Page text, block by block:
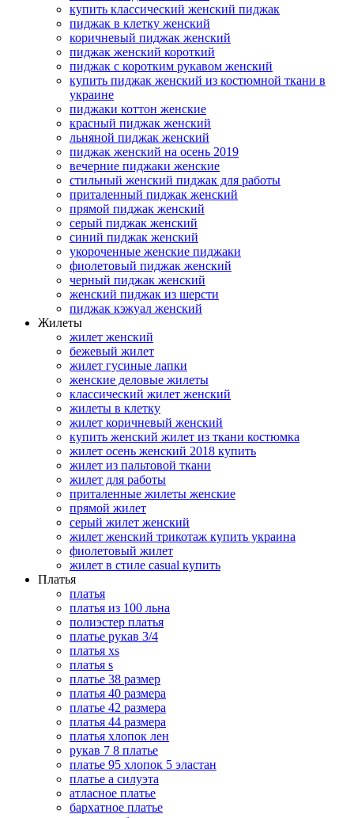
купить классический женский пиджак
пиджак в клетку женский
коричневый пиджак женский
пиджак женский короткий
пиджак с коротким рукавом женский
купить пиджак женский из костюмной ткани в
украине
пиджаки коттон женские
красный пиджак женский
льняной пиджак женский
пиджак женский на осень 2019
вечерние пиджаки женские
стильный женский пиджак для работы
приталенный пиджак женский
прямой пиджак женский
серый пиджак женский
синий пиджак женский
укороченные женские пиджаки
фиолетовый пиджак женский
черный пиджак женский
женский пиджак из шерсти
пиджак кэжуал женский
Жилеты
жилет женский
бежевый жилет
жилет гусиные лапки
женские деловые жилеты
классический жилет женский
жилеты в клетку
жилет коричневый женский
купить женский жилет из ткани костюмка
жилет осень женский 2018 купить
жилет из пальтовой ткани
жилет для работы
приталенные жилеты женские
прямой жилет
серый жилет женский
жилет женский трикотаж купить украина
фиолетовый жилет
жилет в стиле casual купить
Платья
платья
платья из 100 льна
полиэстер платья
платье рукав 3/4
платья xs
платья s
платье 38 размер
платья 40 размера
платье 42 размера
платья 44 размера
платья хлопок лен
рукав 7 8 платье
платье 95 хлопок 5 эластан
платье а силуэта
атласное платье
бархатное платье